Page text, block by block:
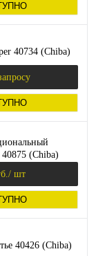
40734 (Chiba)
(Chiba)
/ шт
40426 (Chiba)